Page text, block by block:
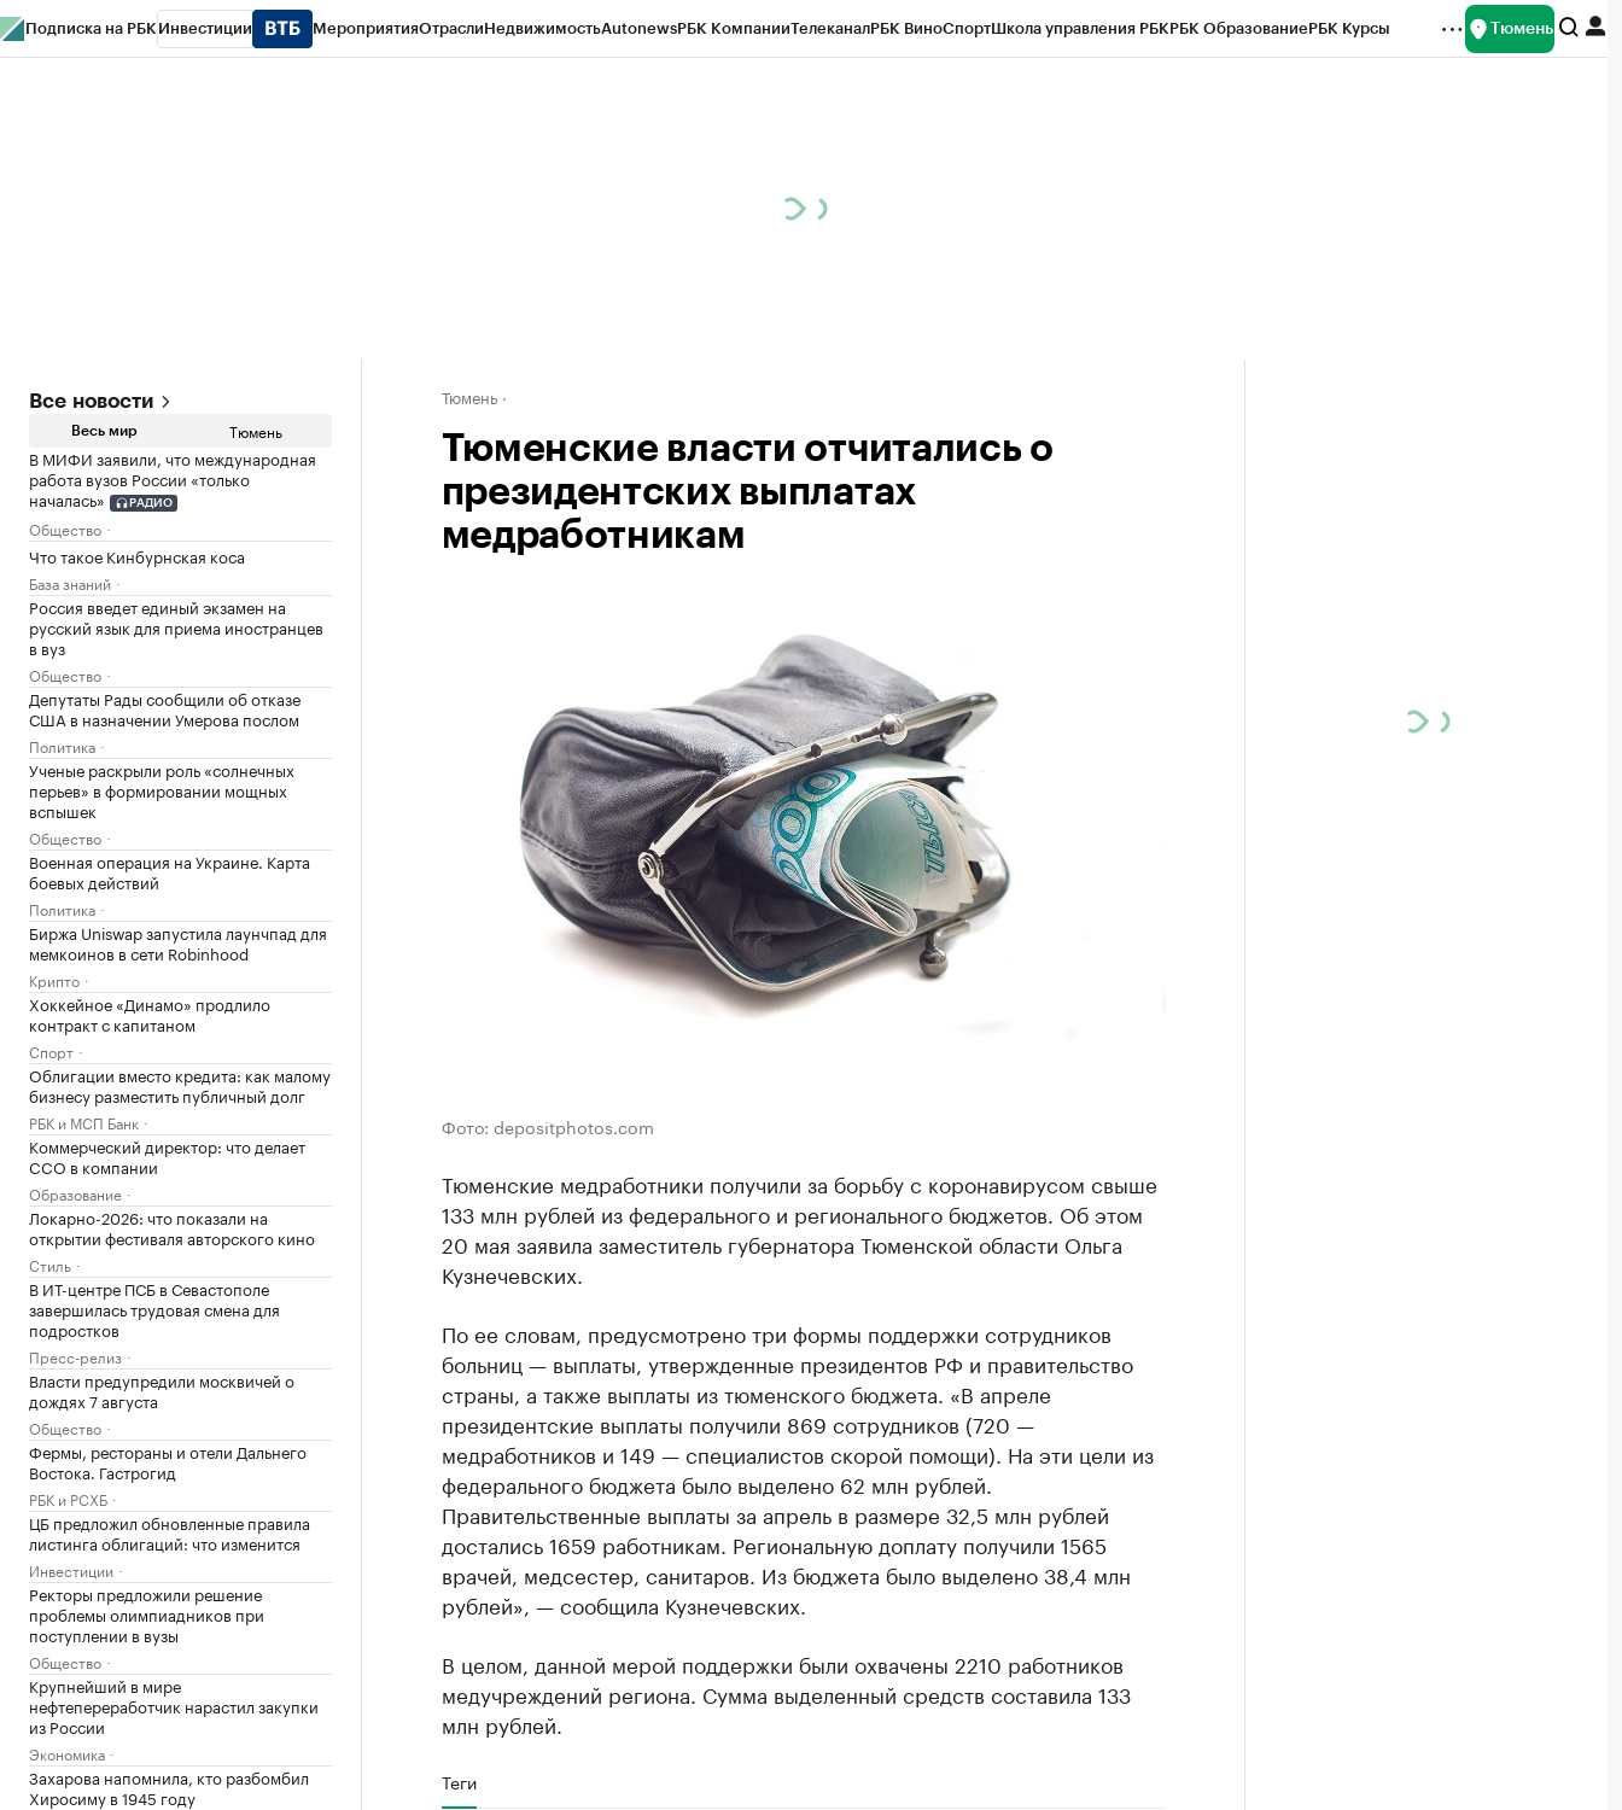
Подписка на РБК Инвестиции МероприятияОтраслиНедвижимостьAutonewsРБК КомпанииТелеканалРБК ВиноСпортШкола управления РБКРБК ОбразованиеРБК Курсы Тюмень
Все новости
Весь мир Тюмень
В МИФИ заявили, что международная
работа вузов России «только
началась»
РАДИО
Общество
Что такое Кинбурнская коса
База знаний
Россия введет единый экзамен на
русский язык для приема иностранцев
в вуз
Общество
Депутаты Рады сообщили об отказе
США в назначении Умерова послом
Политика
Ученые раскрыли роль «солнечных
перьев» в формировании мощных
вспышек
Общество
Военная операция на Украине. Карта
боевых действий
Политика
Биржа Uniswap запустила лаунчпад для
мемкоинов в сети Robinhood
Крипто
Хоккейное «Динамо» продлило
контракт с капитаном
Спорт
Облигации вместо кредита: как малому
бизнесу разместить публичный долг
РБК и МСП Банк
Коммерческий директор: что делает
CCO в компании
Образование
Локарно-2026: что показали на
открытии фестиваля авторского кино
Стиль
В ИТ-центре ПСБ в Севастополе
завершилась трудовая смена для
подростков
Пресс-релиз
Власти предупредили москвичей о
дождях 7 августа
Общество
Фермы, рестораны и отели Дальнего
Востока. Гастрогид
РБК и РСХБ
ЦБ предложил обновленные правила
листинга облигаций: что изменится
Инвестиции
Ректоры предложили решение
проблемы олимпиадников при
поступлении в вузы
Общество
Крупнейший в мире
нефтепереработчик нарастил закупки
из России
Экономика
Захарова напомнила, кто разбомбил
Хиросиму в 1945 году
Тюмень
Тюменские власти отчитались о
президентских выплатах
медработникам
Фото: depositphotos.com
Тюменские медработники получили за борьбу с коронавирусом свыше
133 млн рублей из федерального и регионального бюджетов. Об этом
20 мая заявила заместитель губернатора Тюменской области Ольга
Кузнечевских.
По ее словам, предусмотрено три формы поддержки сотрудников
больниц — выплаты, утвержденные президентов РФ и правительство
страны, а также выплаты из тюменского бюджета. «В апреле
президентские выплаты получили 869 сотрудников (720 —
медработников и 149 — специалистов скорой помощи). На эти цели из
федерального бюджета было выделено 62 млн рублей.
Правительственные выплаты за апрель в размере 32,5 млн рублей
достались 1659 работникам. Региональную доплату получили 1565
врачей, медсестер, санитаров. Из бюджета было выделено 38,4 млн
рублей», — сообщила Кузнечевских.
В целом, данной мерой поддержки были охвачены 2210 работников
медучреждений региона. Сумма выделенный средств составила 133
млн рублей.
Теги